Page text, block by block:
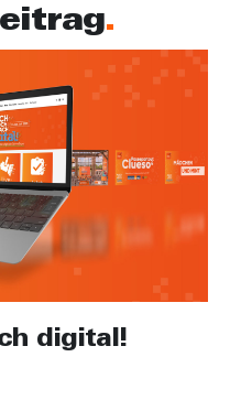
digital!